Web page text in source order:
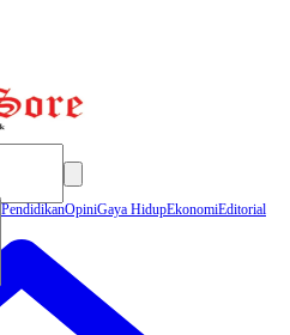
PendidikanOpiniGaya HidupEkonomiEditorial